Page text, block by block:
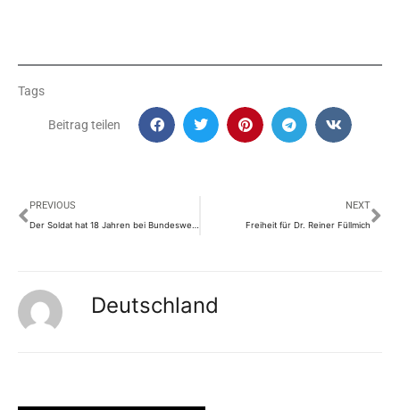
Tags
Beitrag teilen
Prev
PREVIOUS
Der Soldat hat 18 Jahren bei Bundeswehr gedient und sitzt jetzt im Knast, wegen Impfverweigerung
NEXT
Freiheit für Dr. Reiner Füllmich
Deutschland